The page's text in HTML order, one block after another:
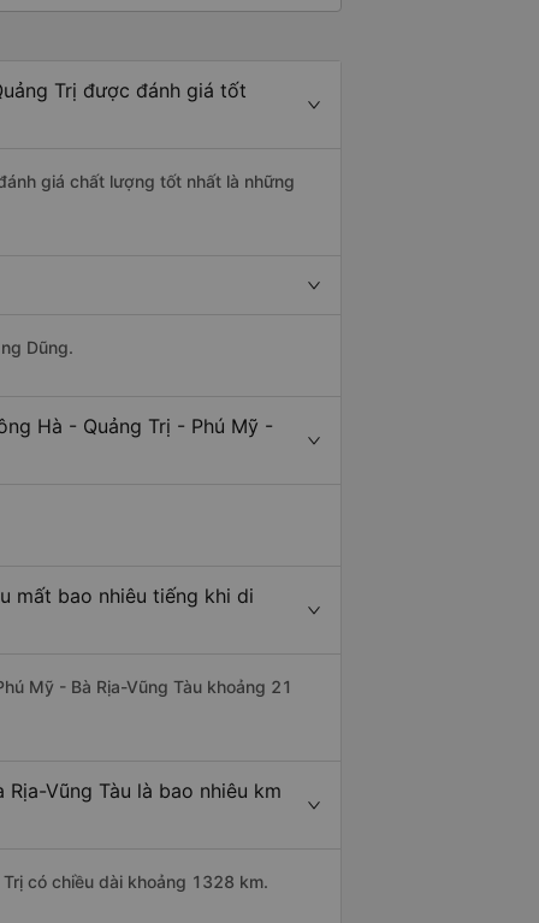
Trị được đánh giá tốt
giá chất lượng tốt nhất là những
Dũng.
Hà - Quảng Trị - Phú Mỹ -
mất bao nhiêu tiếng khi di
Mỹ - Bà Rịa-Vũng Tàu khoảng 21
Vũng Tàu là bao nhiêu km
có chiều dài khoảng 1328 km.